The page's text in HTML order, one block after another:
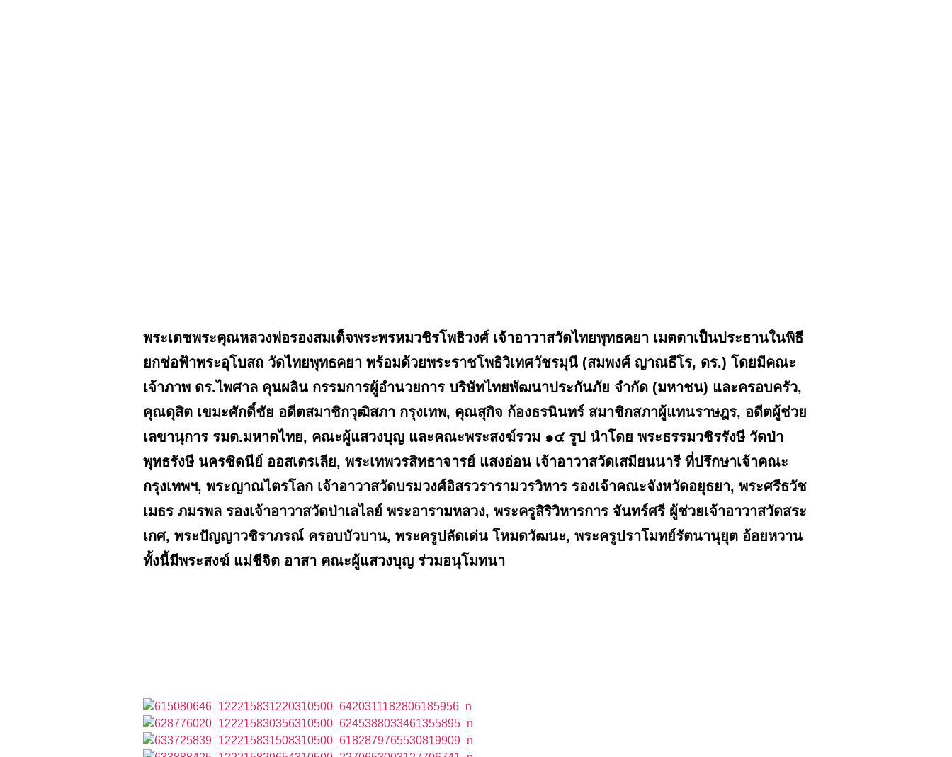
พระเดชพระคุณหลวงพ่อรองสมเด็จพระพรหมวชิรโพธิวงศ์ เจ้าอาวาสวัดไทยพุทธคยา เมตตาเป็นประธานในพิธี
ยกช่อฟ้าพระอุโบสถ วัดไทยพุทธคยา พร้อมด้วยพระราชโพธิวิเทศวัชรมุนี (สมพงศ์ ญาณธีโร, ดร.) โดยมีคณะ
เจ้าภาพ ดร.ไพศาล คุนผลิน กรรมการผู้อำนวยการ บริษัทไทยพัฒนาประกันภัย จำกัด (มหาชน) และครอบครัว,
คุณดุสิต เขมะศักดิ์ชัย อดีตสมาชิกวุฒิสภา กรุงเทพ, คุณสุกิจ ก้องธรนินทร์ สมาชิกสภาผู้แทนราษฎร, อดีตผู้ช่วย
เลขานุการ รมต.มหาดไทย, คณะผู้แสวงบุญ และคณะพระสงฆ์รวม ๑๔ รูป นำโดย พระธรรมวชิรรังษี วัดป่า
พุทธรังษี นครซิดนีย์ ออสเตรเลีย, พระเทพวรสิทธาจารย์ แสงอ่อน เจ้าอาวาสวัดเสมียนนารี ที่ปรึกษาเจ้าคณะ
กรุงเทพฯ, พระญาณไตรโลก เจ้าอาวาสวัดบรมวงศ์อิสรวรารามวรวิหาร รองเจ้าคณะจังหวัดอยุธยา, พระศรีธวัช
เมธร ภมรพล รองเจ้าอาวาสวัดป่าเลไลย์ พระอารามหลวง, พระครูสิริวิหารการ จันทร์ศรี ผู้ช่วยเจ้าอาวาสวัดสระ
เกศ, พระปัญญาวชิราภรณ์ ครอบบัวบาน, พระครูปลัดเด่น โหมดวัฒนะ, พระครูปราโมทย์รัตนานุยุต อ้อยหวาน
ทั้งนี้มีพระสงฆ์ แม่ชีจิต อาสา คณะผู้แสวงบุญ ร่วมอนุโมทนา